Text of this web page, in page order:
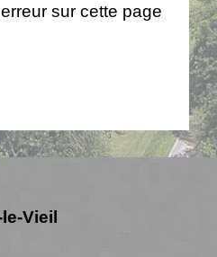
sur cette page
Vieil